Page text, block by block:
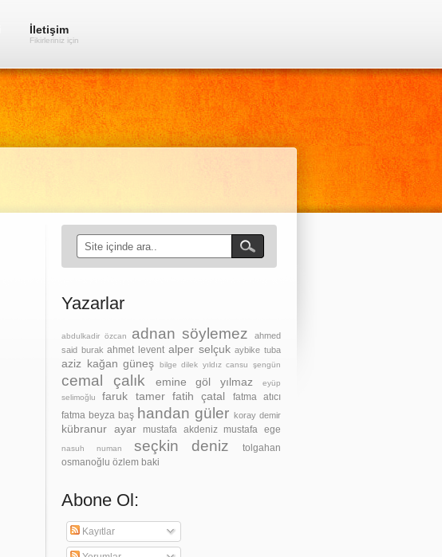
İletişim
Fikirleriniz için
Yazarlar
abdulkadir özcan adnan söylemez
ahmed
said burak ahmet levent alper selçuk aybike tuba
aziz kağan güneş bilge dilek yıldız cansu şengün
cemal çalık emine göl yılmaz
eyüp
selimoğlu
faruk tamer fatih çatal
fatma atıcı
fatma beyza baş handan güler koray demir
kübranur ayar mustafa akdeniz mustafa ege
nasuh numan seçkin deniz
tolgahan
osmanoğlu özlem baki
Abone Ol:
Kayıtlar